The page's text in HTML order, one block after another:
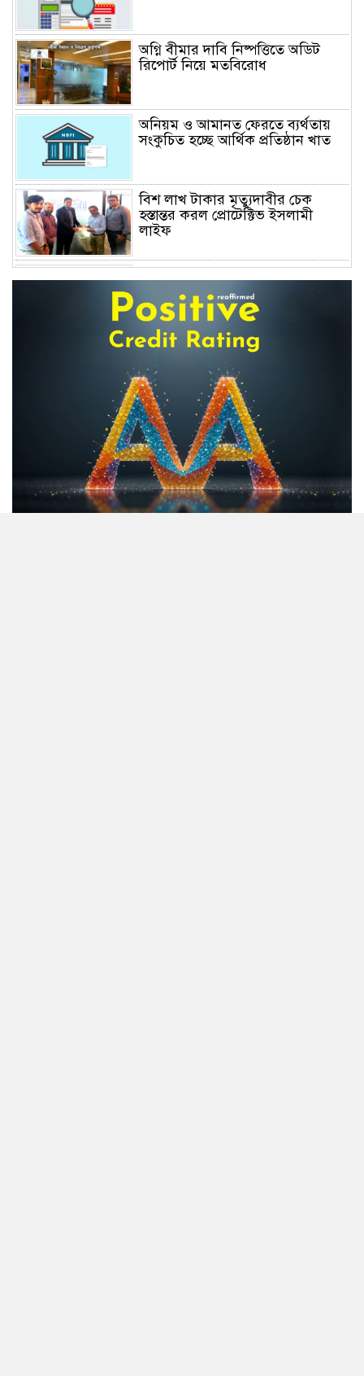
অগ্নি বীমার দাবি নিষ্পত্তিতে অডিট
রিপোর্ট নিয়ে মতবিরোধ
অনিয়ম ও আমানত ফেরতে ব্যর্থতায়
সংকুচিত হচ্ছে আর্থিক প্রতিষ্ঠান খাত
বিশ লাখ টাকার মৃত্যুদাবীর চেক
হস্তান্তর করল প্রোটেক্টিভ ইসলামী
লাইফ
শেয়ার দর, ডিএসইর সতর্কবার্তা